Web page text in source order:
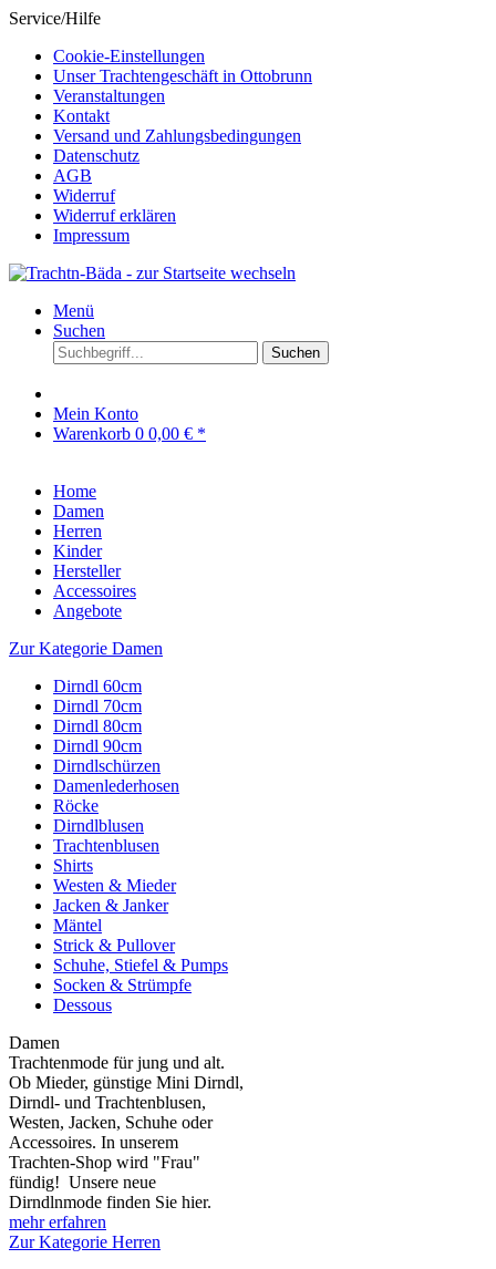
Service/Hilfe
Cookie-Einstellungen
Unser Trachtengeschäft in Ottobrunn
Veranstaltungen
Kontakt
Versand und Zahlungsbedingungen
Datenschutz
AGB
Widerruf
Widerruf erklären
Impressum
Menü
Suchen
Suchen
Mein Konto
Warenkorb 0 0,00 € *
Home
Damen
Herren
Kinder
Hersteller
Accessoires
Angebote
Zur Kategorie Damen
Dirndl 60cm
Dirndl 70cm
Dirndl 80cm
Dirndl 90cm
Dirndlschürzen
Damenlederhosen
Röcke
Dirndlblusen
Trachtenblusen
Shirts
Westen & Mieder
Jacken & Janker
Mäntel
Strick & Pullover
Schuhe, Stiefel & Pumps
Socken & Strümpfe
Dessous
Damen
Trachtenmode für jung und alt.
Ob Mieder, günstige Mini Dirndl,
Dirndl- und Trachtenblusen,
Westen, Jacken, Schuhe oder
Accessoires. In unserem
Trachten-Shop wird "Frau"
fündig! Unsere neue
Dirndlnmode finden Sie hier.
mehr erfahren
Zur Kategorie Herren